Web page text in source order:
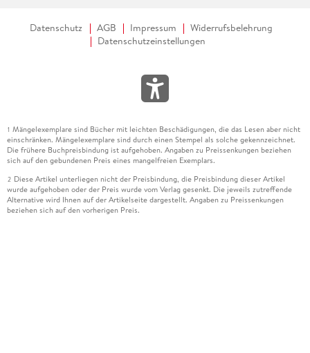
Datenschutz AGB Impressum
Widerrufsbelehrung
Datenschutzeinstellungen
1 Mängelexemplare sind Bücher mit leichten Beschädigungen, die das Lesen aber nicht
einschränken. Mängelexemplare sind durch einen Stempel als solche gekennzeichnet.
Die frühere Buchpreisbindung ist aufgehoben. Angaben zu Preissenkungen beziehen
sich auf den gebundenen Preis eines mangelfreien Exemplars.
2 Diese Artikel unterliegen nicht der Preisbindung, die Preisbindung dieser Artikel
wurde aufgehoben oder der Preis wurde vom Verlag gesenkt. Die jeweils zutreffende
Alternative wird Ihnen auf der Artikelseite dargestellt. Angaben zu Preissenkungen
beziehen sich auf den vorherigen Preis.